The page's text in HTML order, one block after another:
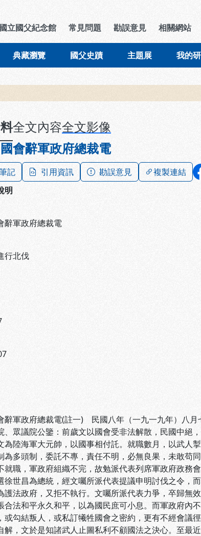
導覽列區塊
國立國父紀念館 常見問題 勘誤意見 相關網站
典藏瀏覽 國父史蹟 主題展 我的
全文內容全文影像
會辭軍政府總裁電
記 引用資訊 勘誤意見 複製連結
明
辭軍政府總裁電
行北伐
辭軍政府總裁電(註一) 民國八年（一九一九年）八月
、眾議院公鑒：前歲文以國會受非法解散，民國中絕
為陸海軍大元帥，以國事相付託。就職數月，以武人
為多頭制，委託不專，責任不明，必無良果，未敢苟
就職，軍政府組織不完，故勉派代表列席軍政府政務
徐世昌為總統，經文囑所派代表提議申明討伐之令，
護法政府，又拒不執行。文囑所派代表力爭，卒歸無
合法和平永久和平，以為國民庶可小息。而軍政府內
或勾結叛人，或私訂犧牲國會之密約，更有不經會議
解，文於是知諸武人止圖私利不顧國法之決心。至最